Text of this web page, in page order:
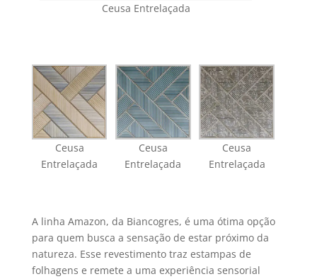
Ceusa Entrelaçada
Ceusa
Entrelaçada
Ceusa
Entrelaçada
Ceusa
Entrelaçada
A linha Amazon, da Biancogres, é uma ótima opção
para quem busca a sensação de estar próximo da
natureza. Esse revestimento traz estampas de
folhagens e remete a uma experiência sensorial